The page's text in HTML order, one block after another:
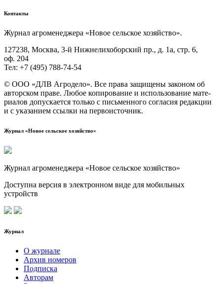
Контакты
Жур­нал агро­ме­не­дже­ра «Новое сель­ское хозяйство».
127238, Москва, 3‑й Ниж­не­ли­хо­бор­ский пр., д. 1а, стр. 6,
оф. 204
Тел: +7 (495) 788‑74‑54
© ООО «ДЛВ Агро­де­ло». Все пра­ва защи­ще­ны зако­ном об
автор­ском пра­ве. Любое копи­ро­ва­ние и исполь­зо­ва­ние мате­
ри­а­лов допус­ка­ет­ся толь­ко с пись­мен­но­го согла­сия редак­ции
и с ука­за­ни­ем ссыл­ки на первоисточник.
Журнал «Новое сельское хозяйство»
Журнал агроменеджера «Новое сельское хозяйство»
Доступна версия в электронном виде для мобильных
устройств
Журнал
О журнале
Архив номеров
Подписка
Авторам